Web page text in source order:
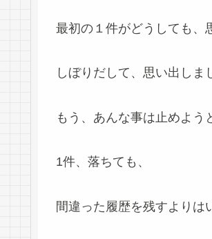
最初の１件がどうしても、
しぼりだして、思い出しま
もう、あんな事は止めよう
1件、落ちても、
間違った履歴を残すよりは